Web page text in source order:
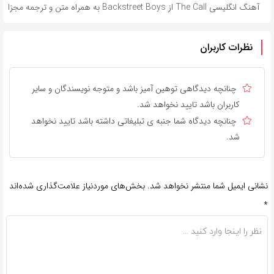
آهنگ انگلیسی The Call از Backstreet Boys به همراه متن و ترجمه مجزا
نظرات کاربران
چنانچه دیدگاهی توهین آمیز باشد و متوجه نویسندگان و سایر
کاربران باشد تایید نخواهد شد.
چنانچه دیدگاه شما جنبه ی تبلیغاتی داشته باشد تایید نخواهد
شد.
نشانی ایمیل شما منتشر نخواهد شد. بخش‌های موردنیاز علامت‌گذاری شده‌اند
*